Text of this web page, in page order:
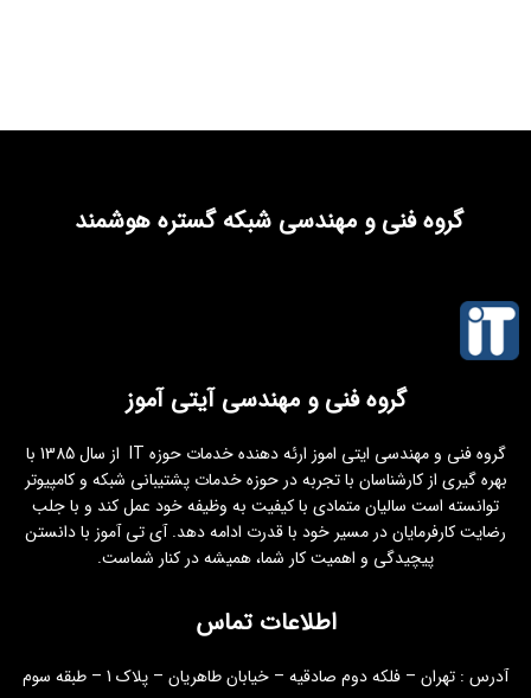
گروه فنی و مهندسی شبکه گستره هوشمند
گروه فنی و مهندسی آیتی آموز
گروه فنی و مهندسی ایتی اموز ارئه دهنده خدمات حوزه IT از سال 1385 با
بهره گیری از کارشناسان با تجربه در حوزه خدمات پشتیبانی شبکه و کامپیوتر
توانسته است سالیان متمادی با کیفیت به وظیفه خود عمل کند و با جلب
رضایت کارفرمایان در مسیر خود با قدرت ادامه دهد. آی تی آموز با دانستن
پیچیدگی و اهمیت کار شما، همیشه در کنار شماست.
اطلاعات تماس
آدرس : تهران – فلکه دوم صادقیه – خیابان طاهریان – پلاک 1 – طبقه سوم